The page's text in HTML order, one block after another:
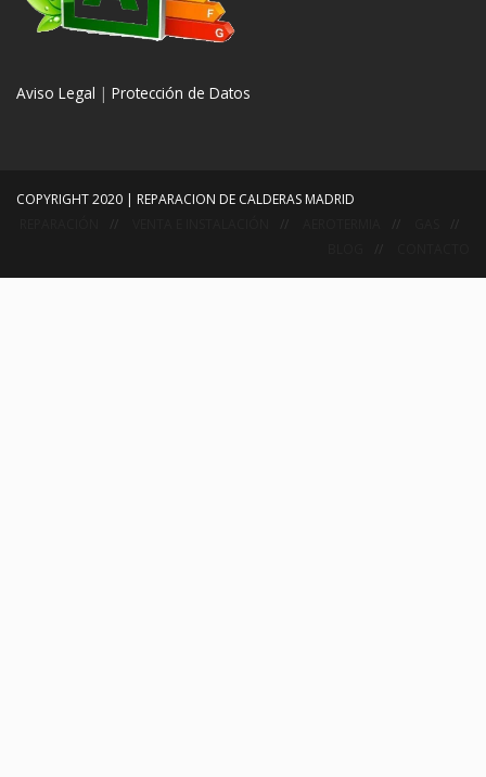
Aviso Legal | Protección de Datos
COPYRIGHT 2020 | REPARACION DE CALDERAS MADRID